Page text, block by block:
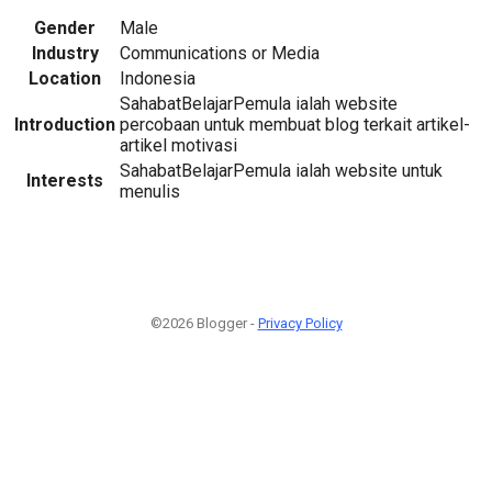
Gender
Male
Industry
Communications or Media
Location
Indonesia
Introduction
SahabatBelajarPemula ialah website
percobaan untuk membuat blog terkait artikel-
artikel motivasi
Interests
SahabatBelajarPemula ialah website untuk
menulis
©2026 Blogger - Privacy Policy